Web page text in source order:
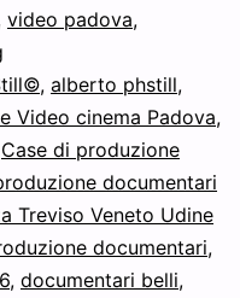
video padova,
, alberto phstill,
Video cinema Padova,
Case di produzione
documentari
Treviso Veneto Udine
documentari,
, documentari belli,